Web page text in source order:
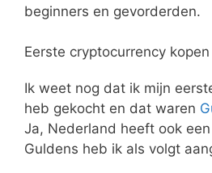
beginners en gevorderden.
Eerste cryptocurrency kopen
Ik weet nog dat ik mijn
heb gekocht en dat waren
Ja, Nederland heeft ook
Guldens heb ik als volgt